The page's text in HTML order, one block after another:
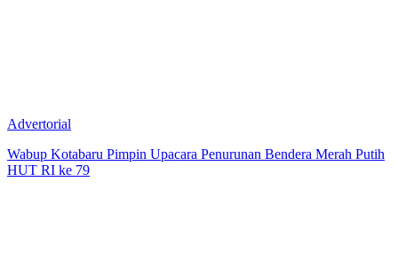
Advertorial
Wabup Kotabaru Pimpin Upacara Penurunan Bendera Merah Putih
HUT RI ke 79